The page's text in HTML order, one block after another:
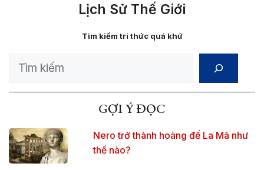
Lịch Sử Thế Giới
Tìm kiếm tri thức quá khứ
Search
GỢI Ý ĐỌC
Nero trở thành hoàng đế La Mã như
thế nào?